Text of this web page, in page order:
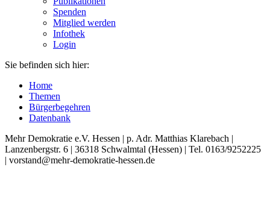
Spenden
Mitglied werden
Infothek
Login
Sie befinden sich hier:
Home
Themen
Bürgerbegehren
Datenbank
Mehr Demokratie e.V. Hessen | p. Adr. Matthias Klarebach |
Lanzenbergstr. 6 | 36318 Schwalmtal (Hessen) | Tel. 0163/9252225
| vorstand@mehr-demokratie-hessen.de